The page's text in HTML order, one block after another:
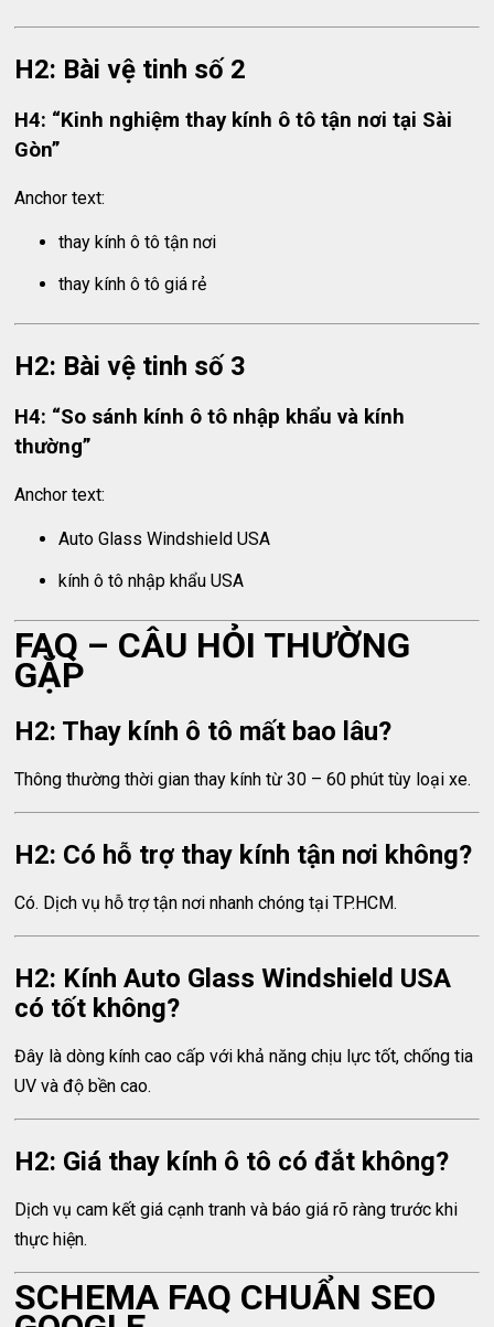
H2: Bài vệ tinh số 2
H4: “Kinh nghiệm thay kính ô tô tận nơi tại Sài
Gòn”
Anchor text:
thay kính ô tô tận nơi
thay kính ô tô giá rẻ
H2: Bài vệ tinh số 3
H4: “So sánh kính ô tô nhập khẩu và kính
thường”
Anchor text:
Auto Glass Windshield USA
kính ô tô nhập khẩu USA
FAQ – CÂU HỎI THƯỜNG
GẶP
H2: Thay kính ô tô mất bao lâu?
Thông thường thời gian thay kính từ 30 – 60 phút tùy loại xe.
H2: Có hỗ trợ thay kính tận nơi không?
Có. Dịch vụ hỗ trợ tận nơi nhanh chóng tại TP.HCM.
H2: Kính Auto Glass Windshield USA
có tốt không?
Đây là dòng kính cao cấp với khả năng chịu lực tốt, chống tia
UV và độ bền cao.
H2: Giá thay kính ô tô có đắt không?
Dịch vụ cam kết giá cạnh tranh và báo giá rõ ràng trước khi
thực hiện.
SCHEMA FAQ CHUẨN SEO